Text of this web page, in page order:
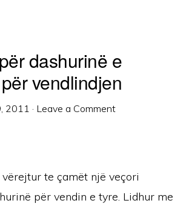
dashurinë e
vendlindjen
2011 · Leave a Comment
vërejtur te çamët një veçori
për vendin e tyre. Lidhur me